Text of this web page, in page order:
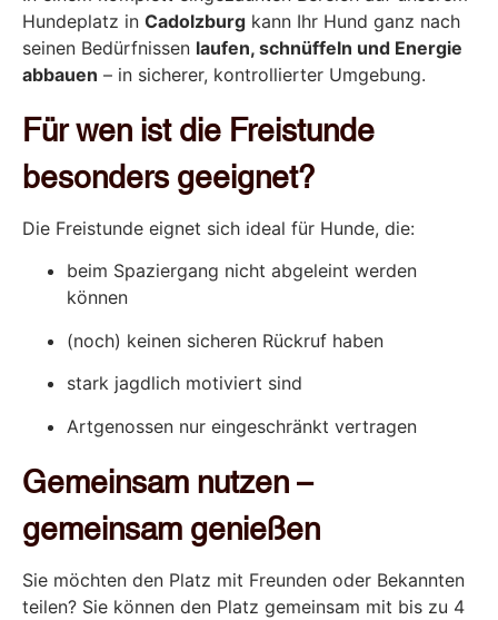
Hundeplatz in Cadolzburg kann Ihr Hund ganz nach
seinen Bedürfnissen laufen, schnüffeln und Energie
abbauen – in sicherer, kontrollierter Umgebung.
Für wen ist die Freistunde
besonders geeignet?
Die Freistunde eignet sich ideal für Hunde, die:
beim Spaziergang nicht abgeleint werden
können
(noch) keinen sicheren Rückruf haben
stark jagdlich motiviert sind
Artgenossen nur eingeschränkt vertragen
Gemeinsam nutzen –
gemeinsam genießen
Sie möchten den Platz mit Freunden oder Bekannten
teilen? Sie können den Platz gemeinsam mit bis zu 4